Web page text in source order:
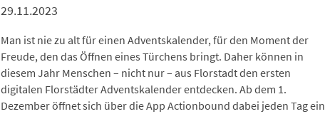
29.11.2023
Man ist nie zu alt für einen Adventskalender, für den Moment der
Freude, den das Öffnen eines Türchens bringt. Daher können in
diesem Jahr Menschen – nicht nur – aus Florstadt den ersten
digitalen Florstädter Adventskalender entdecken. Ab dem 1.
Dezember öffnet sich über die App Actionbound dabei jeden Tag ein